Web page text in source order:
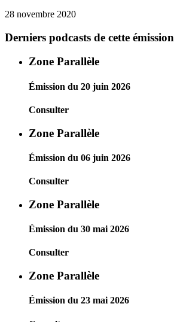
28 novembre 2020
Derniers podcasts de cette émission
Zone Parallèle
Émission du 20 juin 2026
Consulter
Zone Parallèle
Émission du 06 juin 2026
Consulter
Zone Parallèle
Émission du 30 mai 2026
Consulter
Zone Parallèle
Émission du 23 mai 2026